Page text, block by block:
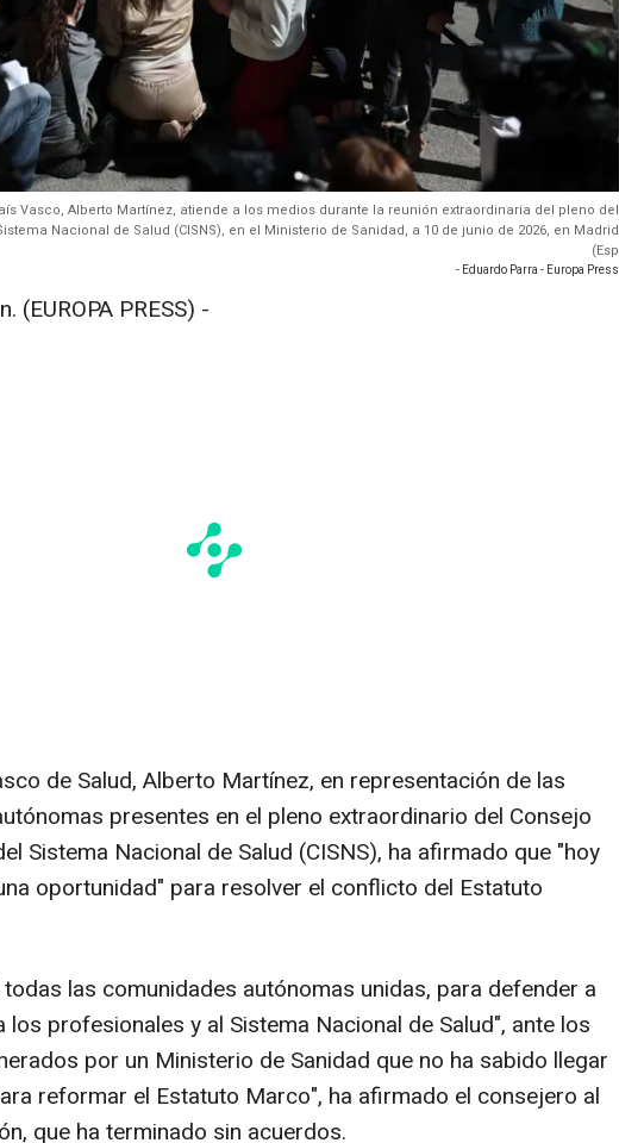
Vasco, Alberto Martínez, atiende a los medios durante la reunión extraordinaria del pleno del
Nacional de Salud (CISNS), en el Ministerio de Sanidad, a 10 de junio de 2026, en Madrid
(Esp
- Eduardo Parra - Europa Press
(EUROPA PRESS) -
de Salud, Alberto Martínez, en representación de las
presentes en el pleno extraordinario del Consejo
Sistema Nacional de Salud (CISNS), ha afirmado que "hoy
oportunidad" para resolver el conflicto del Estatuto
las comunidades autónomas unidas, para defender a
los profesionales y al Sistema Nacional de Salud", ante los
por un Ministerio de Sanidad que no ha sabido llegar
reformar el Estatuto Marco", ha afirmado el consejero al
que ha terminado sin acuerdos.